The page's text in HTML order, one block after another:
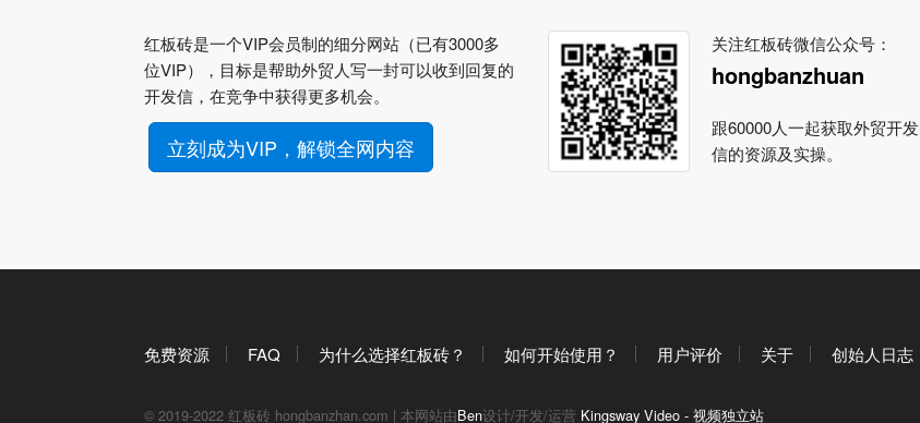
红板砖是一个VIP会员制的细分网站（已有3000多
位VIP），目标是帮助外贸人写一封可以收到回复的
开发信，在竞争中获得更多机会。
立刻成为VIP，解锁全网内容
关注红板砖微信公众号：
hongbanzhuan
跟60000人一起获取外贸开发
信的资源及实操。
免费资源 FAQ 为什么选择红板砖？ 如何开始使用？ 用户评价 关于 创始人日志
© 2019-2022 红板砖 hongbanzhan.com | 本网站由Ben设计/开发/运营 Kingsway Video - 视频独立站